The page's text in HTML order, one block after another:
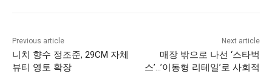
Previous article
니치 향수 정조준, 29CM 자체
뷰티 영토 확장
Next article
매장 밖으로 나선 ‘스타벅
스’…’이동형 리테일’로 사회적